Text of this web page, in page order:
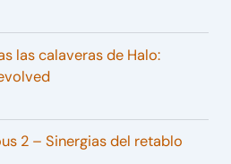
las calaveras de Halo:
2 – Sinergias del retablo